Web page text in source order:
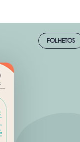
FOLHETOS